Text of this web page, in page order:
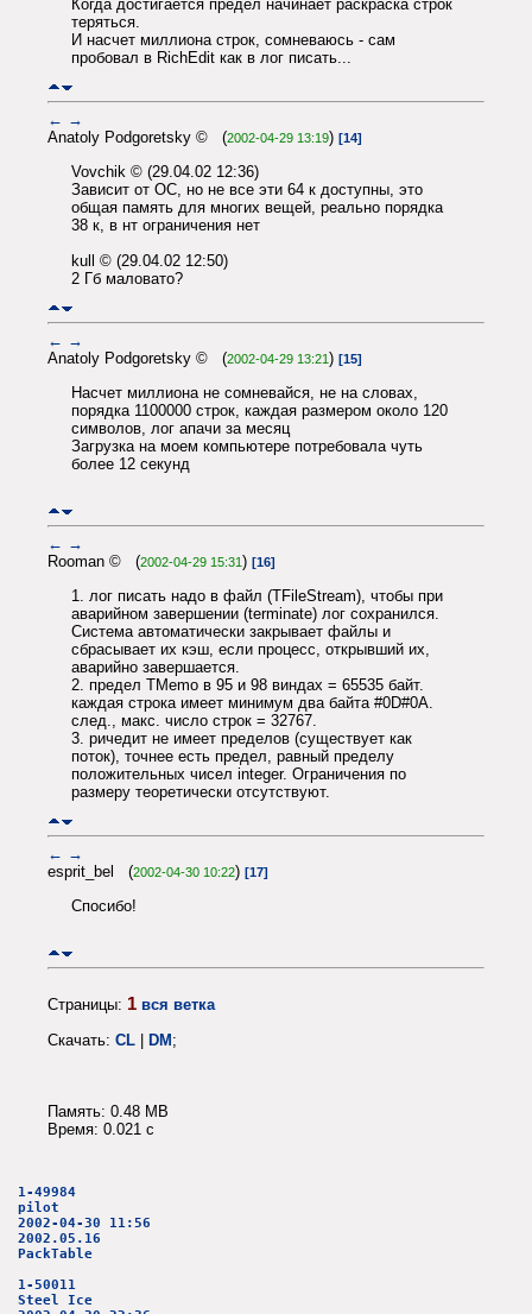
Когда достигается предел начинает раскраска строк
теряться.
И насчет миллиона строк, сомневаюсь - сам
пробовал в RichEdit как в лог писать...
← →
Anatoly Podgoretsky © (2002-04-29 13:19) [14]
Vovchik © (29.04.02 12:36)
Зависит от ОС, но не все эти 64 к доступны, это
общая память для многих вещей, реально порядка
38 к, в нт ограничения нет
kull © (29.04.02 12:50)
2 Гб маловато?
← →
Anatoly Podgoretsky © (2002-04-29 13:21 ) [15]
Насчет миллиона не сомневайся, не на словах,
порядка 1100000 строк, каждая размером около 120
символов, лог апачи за месяц
Загрузка на моем компьютере потребовала чуть
более 12 секунд
← →
Rooman © (2002-04-29 15:31 ) [16]
1. лог писать надо в файл (TFileStream), чтобы при
аварийном завершении (terminate) лог сохранился.
Система автоматически закрывает файлы и
сбрасывает их кэш, если процесс, открывший их,
аварийно завершается.
2. предел TMemo в 95 и 98 виндах = 65535 байт.
каждая строка имеет минимум два байта #0D#0A.
след., макс. число строк = 32767.
3. ричедит не имеет пределов (существует как
поток), точнее есть предел, равный пределу
положительных чисел integer. Ограничения по
размеру теоретически отсутствуют.
← →
esprit_bel (2002-04-30 10:22) [17]
Спосибо!
Страницы: 1 вся ветка
Скачать: CL DM ;
Память: 0.48 MB
Время: 0.021 c
1-49984
pilot
2002-04-30 11:56
2002.05.16
PackTable
1-50011
Steel Ice